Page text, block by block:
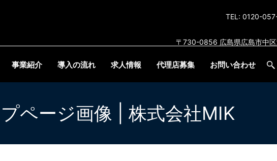
TEL: 0120-
〒730-0856 広島県広島市中
事業紹介 導入の流れ 求人情報 代理店募集 お問い合わせ
プページ画像 | 株式会社MIK